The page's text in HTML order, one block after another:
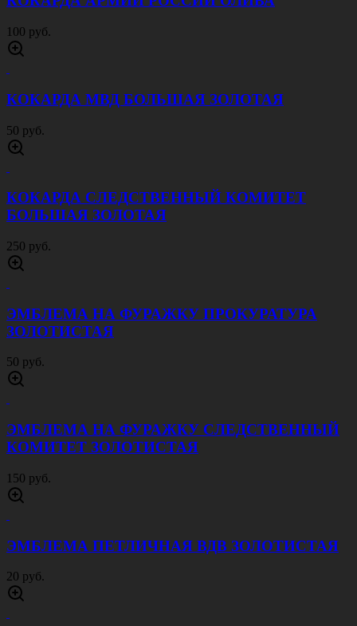
100 руб.
КОКАРДА МВД БОЛЬШАЯ ЗОЛОТАЯ
50 руб.
КОКАРДА СЛЕДСТВЕННЫЙ КОМИТЕТ
БОЛЬШАЯ ЗОЛОТАЯ
250 руб.
ЭМБЛЕМА НА ФУРАЖКУ ПРОКУРАТУРА
ЗОЛОТИСТАЯ
50 руб.
ЭМБЛЕМА НА ФУРАЖКУ СЛЕДСТВЕННЫЙ
КОМИТЕТ ЗОЛОТИСТАЯ
150 руб.
ЭМБЛЕМА ПЕТЛИЧНАЯ ВДВ ЗОЛОТИСТАЯ
20 руб.